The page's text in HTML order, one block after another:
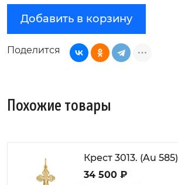
Добавить в корзину
Поделится
Похожие товары
Крест 3013. (Au 585)
34 500 ₽